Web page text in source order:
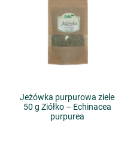
Jeżówka purpurowa ziele
50 g Ziółko – Echinacea
purpurea